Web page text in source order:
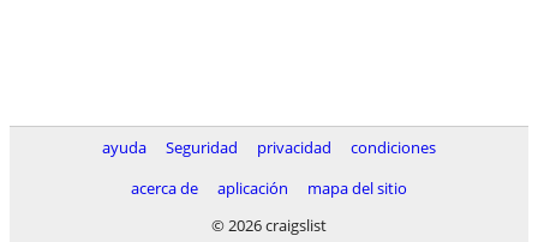
ayuda Seguridad privacidad
condiciones
acerca de
aplicación
mapa del sitio
© 2026 craigslist